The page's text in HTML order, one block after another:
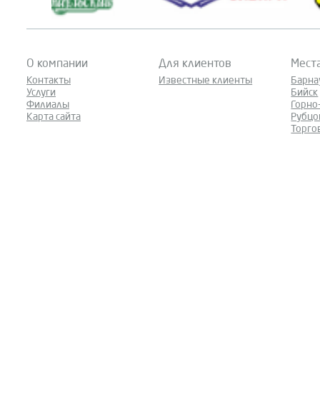
О компании
Контакты
Услуги
Филиалы
Карта сайта
Для клиентов
Известные клиенты
Бийск